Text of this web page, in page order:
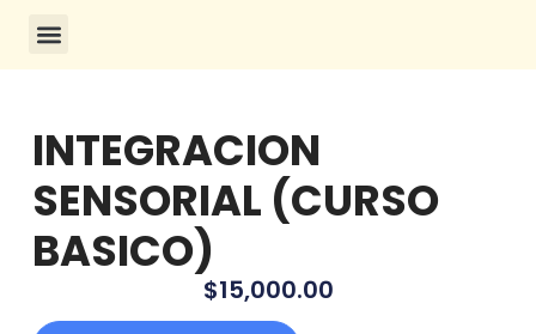
INTEGRACION
SENSORIAL (CURSO
BASICO)
$15,000.00